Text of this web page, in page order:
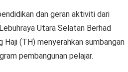
dan geran aktiviti dari
Utara Selatan Berhad
(TH) menyerahkan sumbangan
pembangunan pelajar.